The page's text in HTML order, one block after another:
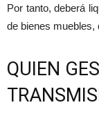
Por tanto, deberá
de bienes muebles,
QUIEN